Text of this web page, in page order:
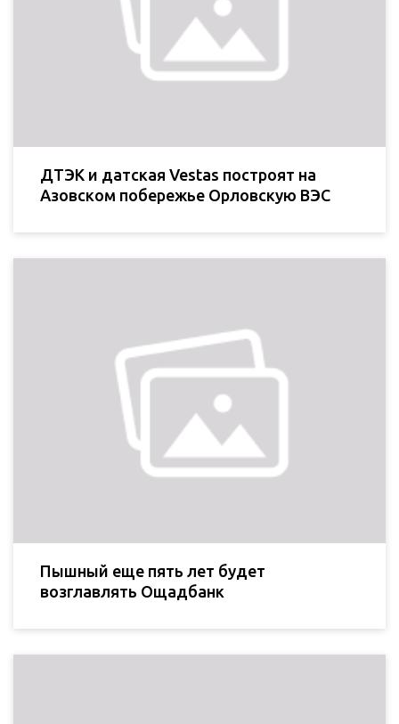
ДТЭК и датская Vestas построят на
Азовском побережье Орловскую ВЭС
Пышный еще пять лет будет
возглавлять Ощадбанк